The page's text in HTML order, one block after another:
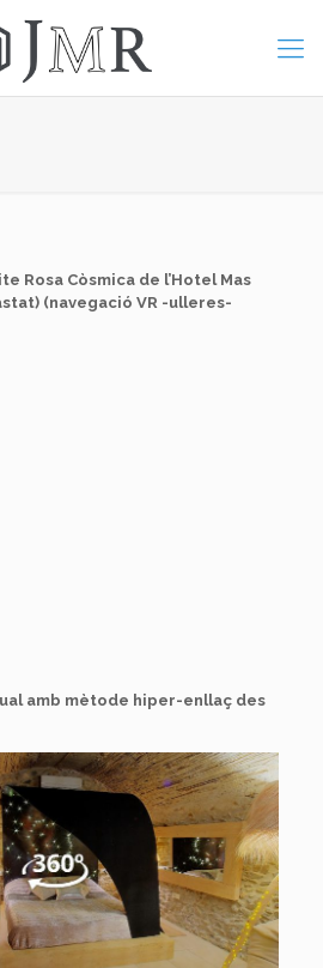
Rosa Còsmica de l’Hotel Mas
(navegació VR -ulleres-
amb mètode hiper-enllaç des